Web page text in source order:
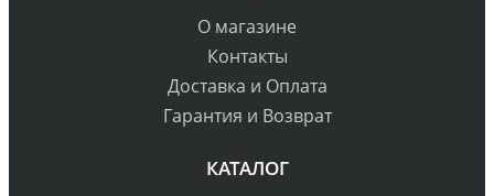
О магазине
Контакты
Доставка и Оплата
Гарантия и Возврат
КАТАЛОГ